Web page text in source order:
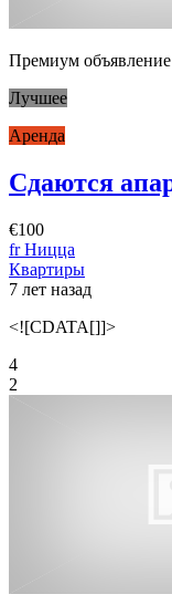
Премиум объявление
Лучшее
Аренда
Сдаются
€100
fr Ницца
Квартиры
7 лет назад
<![CDATA[]]>
4
2